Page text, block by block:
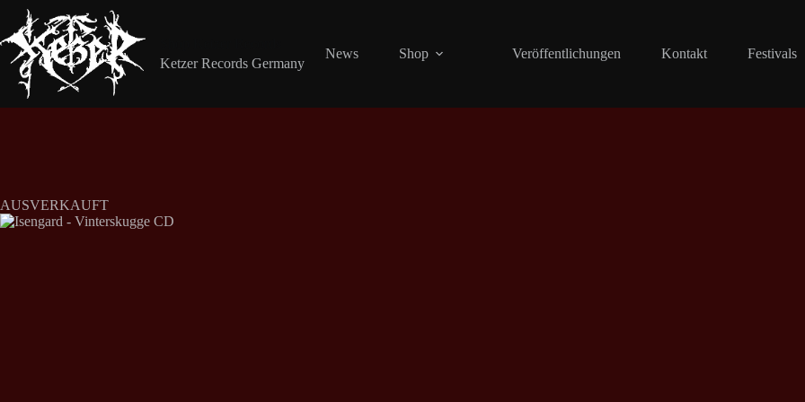
Inhalt
springen
Ketzer Records Germany
News Shop Veröffentlichungen Kontakt Festivals
AUSVERKAUFT